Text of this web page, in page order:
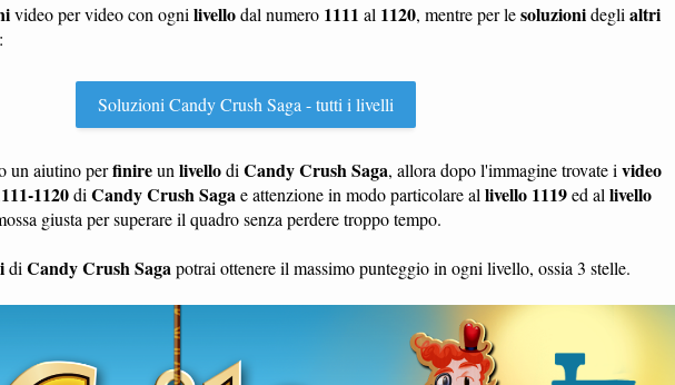
video per video con ogni livellodal numero 1111 al 1120, mentre per lesoluzionidegli altri
Soluzioni Candy Crush Saga - tutti i livelli
un aiutino perfinireun livellodi Candy Crush Saga, allora dopo l'immagine trovate i video
1120di Candy Crush Sagae attenzione in modo particolare al livello 1119ed al livello
giusta per superare il quadro senza perdere troppo tempo.
di Candy Crush Sagapotrai ottenere il massimo punteggio in ogni livello, ossia 3 stelle.